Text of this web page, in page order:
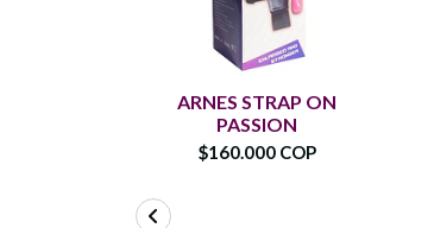
ARNES STRAP ON
PASSION
$160.000 COP